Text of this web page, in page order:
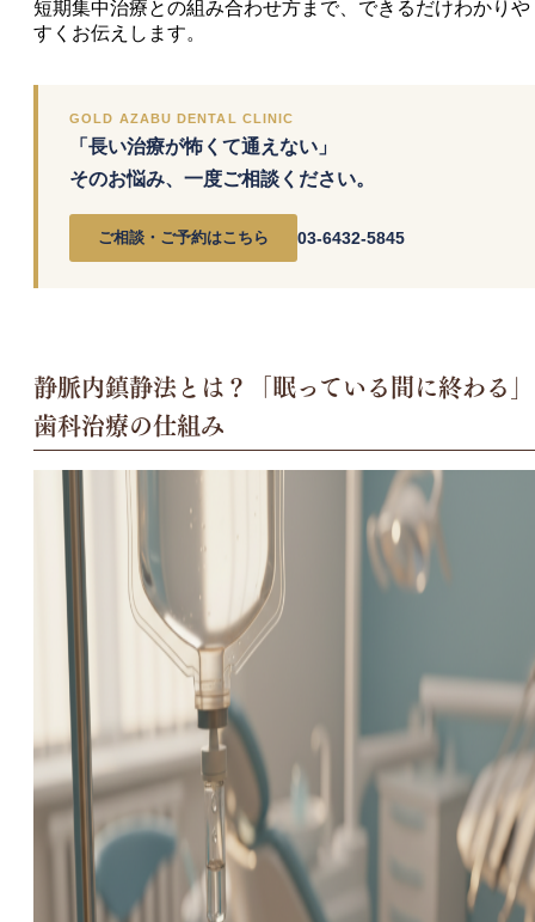
短期集中治療との組み合わせ方まで、できるだけわかりや
すくお伝えします。
GOLD AZABU DENTAL CLINIC
「長い治療が怖くて通えない」
そのお悩み、一度ご相談ください。
ご相談・ご予約はこちら 03-6432-5845
静脈内鎮静法とは？「眠っている間に終わる」
歯科治療の仕組み